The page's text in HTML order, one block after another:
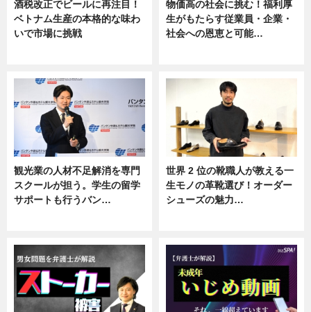
酒税改正でビールに再注目！
ベトナム生産の本格的な味わ
いで市場に挑戦
物価高の社会に挑む！福利厚
生がもたらす従業員・企業・
社会への恩恵と可能…
観光業の人材不足解消を専門
スクールが担う。学生の留学
サポートも行うバン…
世界 2 位の靴職人が教える一
生モノの革靴選び！オーダー
シューズの魅力…